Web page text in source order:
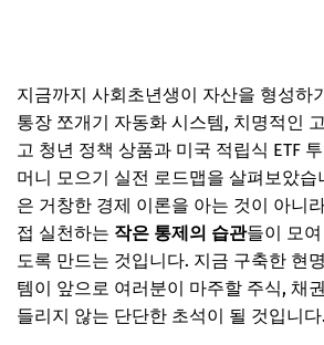
지금까지 사회초년생이 자산을 형성하
통장 쪼개기 자동화 시스템, 치명적인
고 청년 정책 상품과 미국 적립식 ETF
머니 모으기 실전 로드맵을 살펴보았습
은 거창한 경제 이론을 아는 것이 아니
접 실천하는 작은 통제의 습관들이 모
도록 만드는 것입니다. 지금 구축한 현
템이 앞으로 여러분이 마주할 주식, 채
들리지 않는 단단한 초석이 될 것입니다.